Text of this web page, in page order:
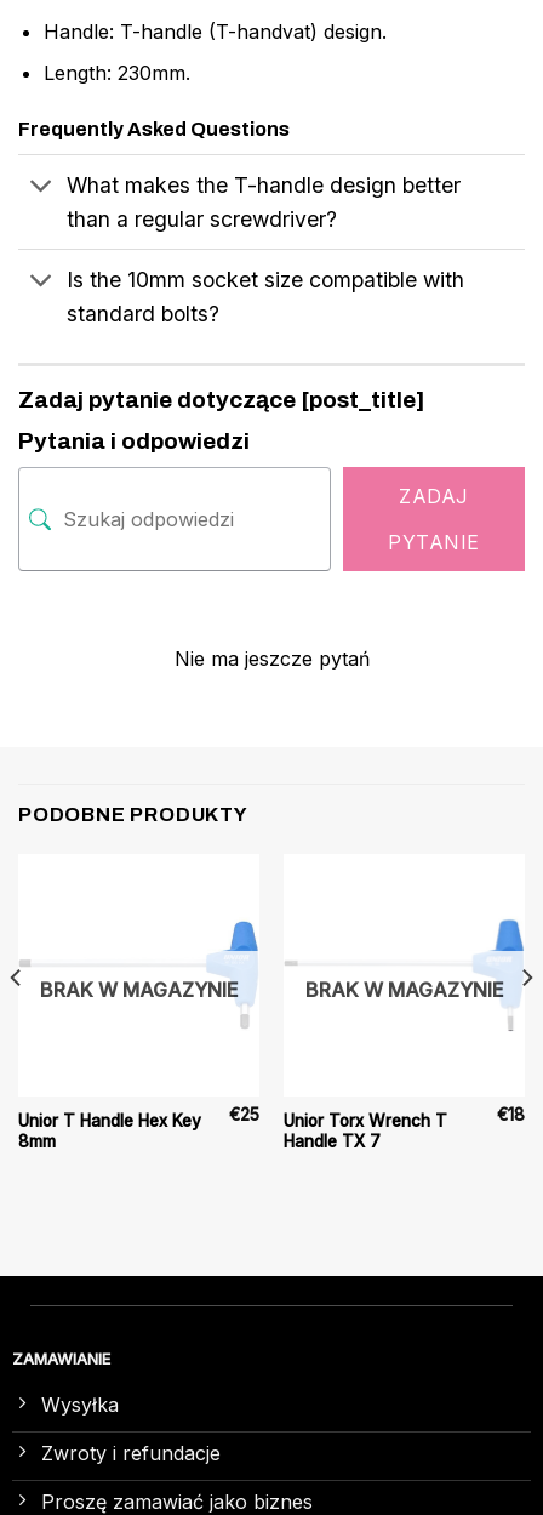
Handle: T-handle (T-handvat) design.
Length: 230mm.
Frequently Asked Questions
What makes the T-handle design better
than a regular screwdriver?
Is the 10mm socket size compatible with
standard bolts?
Zadaj pytanie dotyczące [post_title]
Pytania i odpowiedzi
ZADAJ
PYTANIE
Nie ma jeszcze pytań
PODOBNE PRODUKTY
BRAK W MAGAZYNIE
Unior T Handle Hex Key
8mm
€25
BRAK W MAGAZYNIE
Unior Torx Wrench T
Handle TX 7
€18
ZAMAWIANIE
Wysyłka
Zwroty i refundacje
Proszę zamawiać jako biznes